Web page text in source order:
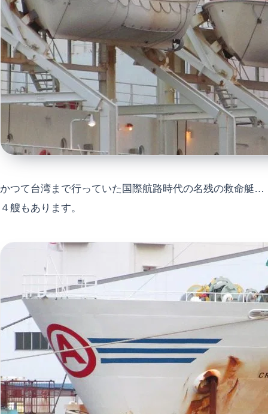
かつて台湾まで行っていた国際航路時代の名残の救命艇…
４艘もあります。